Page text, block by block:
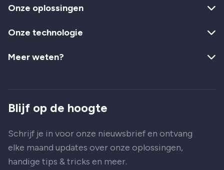
Onze oplossingen
Onze technologie
Meer weten?
Blijf op de hoogte
Schrijf je in voor onze nieuwsbrief en ontvang
elke maand updates over onze oplossingen,
handige tips & tricks en meer.